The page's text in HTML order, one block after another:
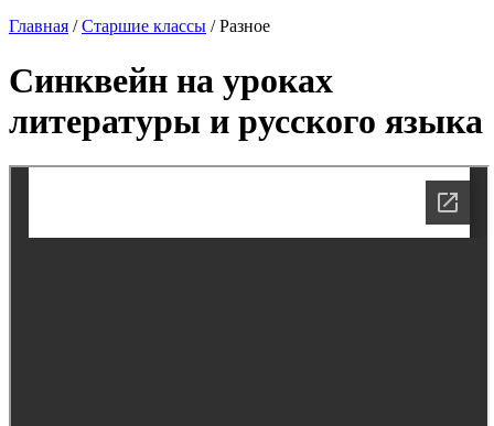
Главная /Старшие классы /Разное
Синквейн на уроках
литературы и русского языка